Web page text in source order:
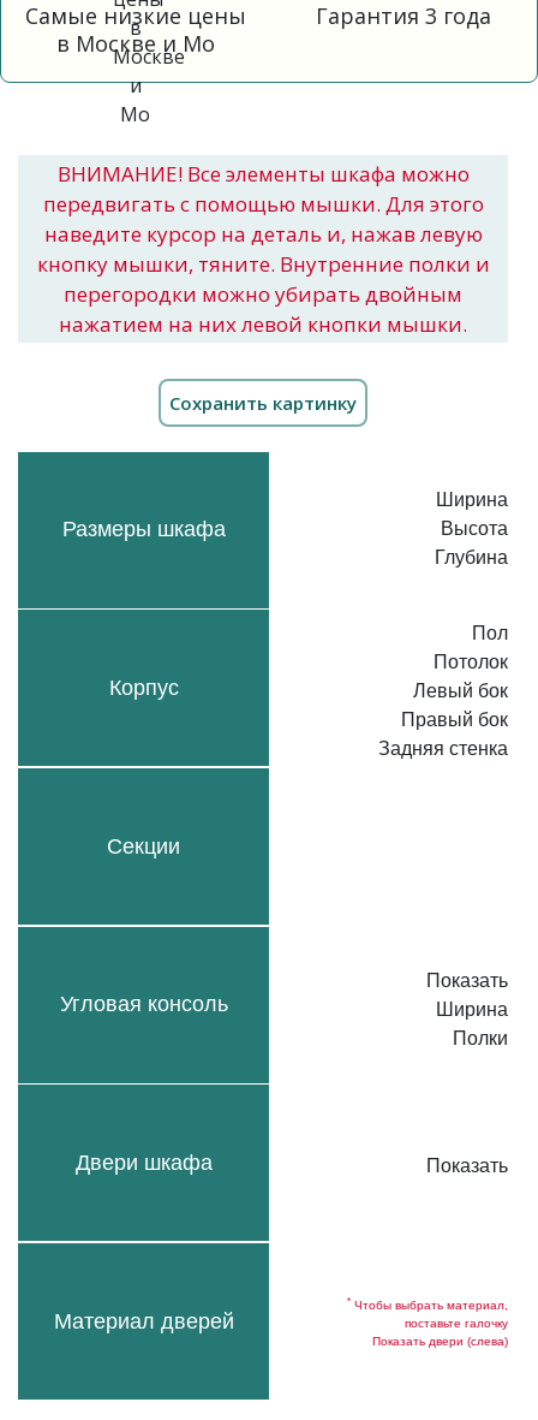
Самые низкие цены
в Москве и Мо
Гарантия 3 года
ВНИМАНИЕ! Все элементы шкафа можно
передвигать с помощью мышки. Для этого
наведите курсор на деталь и, нажав левую
кнопку мышки, тяните. Внутренние полки и
перегородки можно убирать двойным
нажатием на них левой кнопки мышки.
Размеры шкафа
Корпус
Секции
Угловая консоль
Двери шкафа
Материал дверей
Ширина
Высота
Глубина
Пол
Потолок
Левый бок
Правый бок
Задняя стенка
Показать
Ширина
Полки
Показать
* Чтобы выбрать материал,
поставьте галочку
Показать двери (слева)